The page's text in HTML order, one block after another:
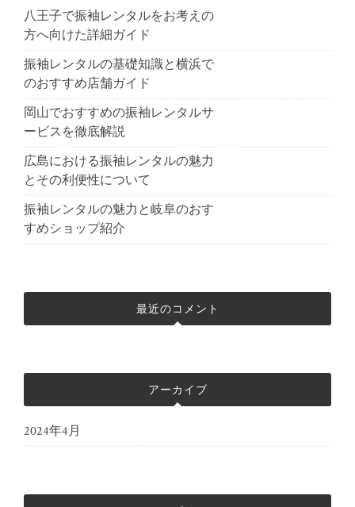
八王子で振袖レンタルをお考えの
方へ向けた詳細ガイド
振袖レンタルの基礎知識と横浜で
のおすすめ店舗ガイド
岡山でおすすめの振袖レンタルサ
ービスを徹底解説
広島における振袖レンタルの魅力
とその利便性について
振袖レンタルの魅力と岐阜のおす
すめショップ紹介
最近のコメント
アーカイブ
2024年4月